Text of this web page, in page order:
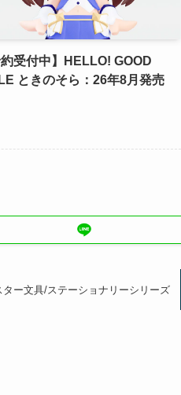
約受付中】HELLO! GOOD
ときのそら：26年8月発売
ター文具/ステーショナリーシリーズ